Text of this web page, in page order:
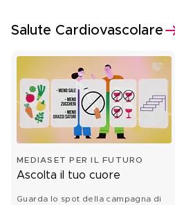
Salute Cardiovascolare
MEDIASET PER IL FUTURO
Ascolta il tuo cuore
Guarda lo spot della campagna di